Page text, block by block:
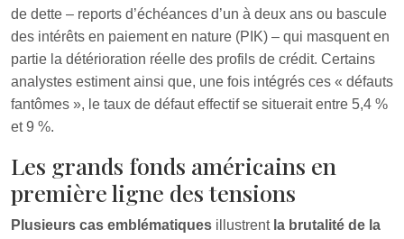
de dette – reports d’échéances d’un à deux ans ou bascule
des intérêts en paiement en nature (PIK) – qui masquent en
partie la détérioration réelle des profils de crédit. Certains
analystes estiment ainsi que, une fois intégrés ces « défauts
fantômes », le taux de défaut effectif se situerait entre 5,4 %
et 9 %.
Les grands fonds américains en
première ligne des tensions
Plusieurs cas emblématiques illustrent la brutalité de la